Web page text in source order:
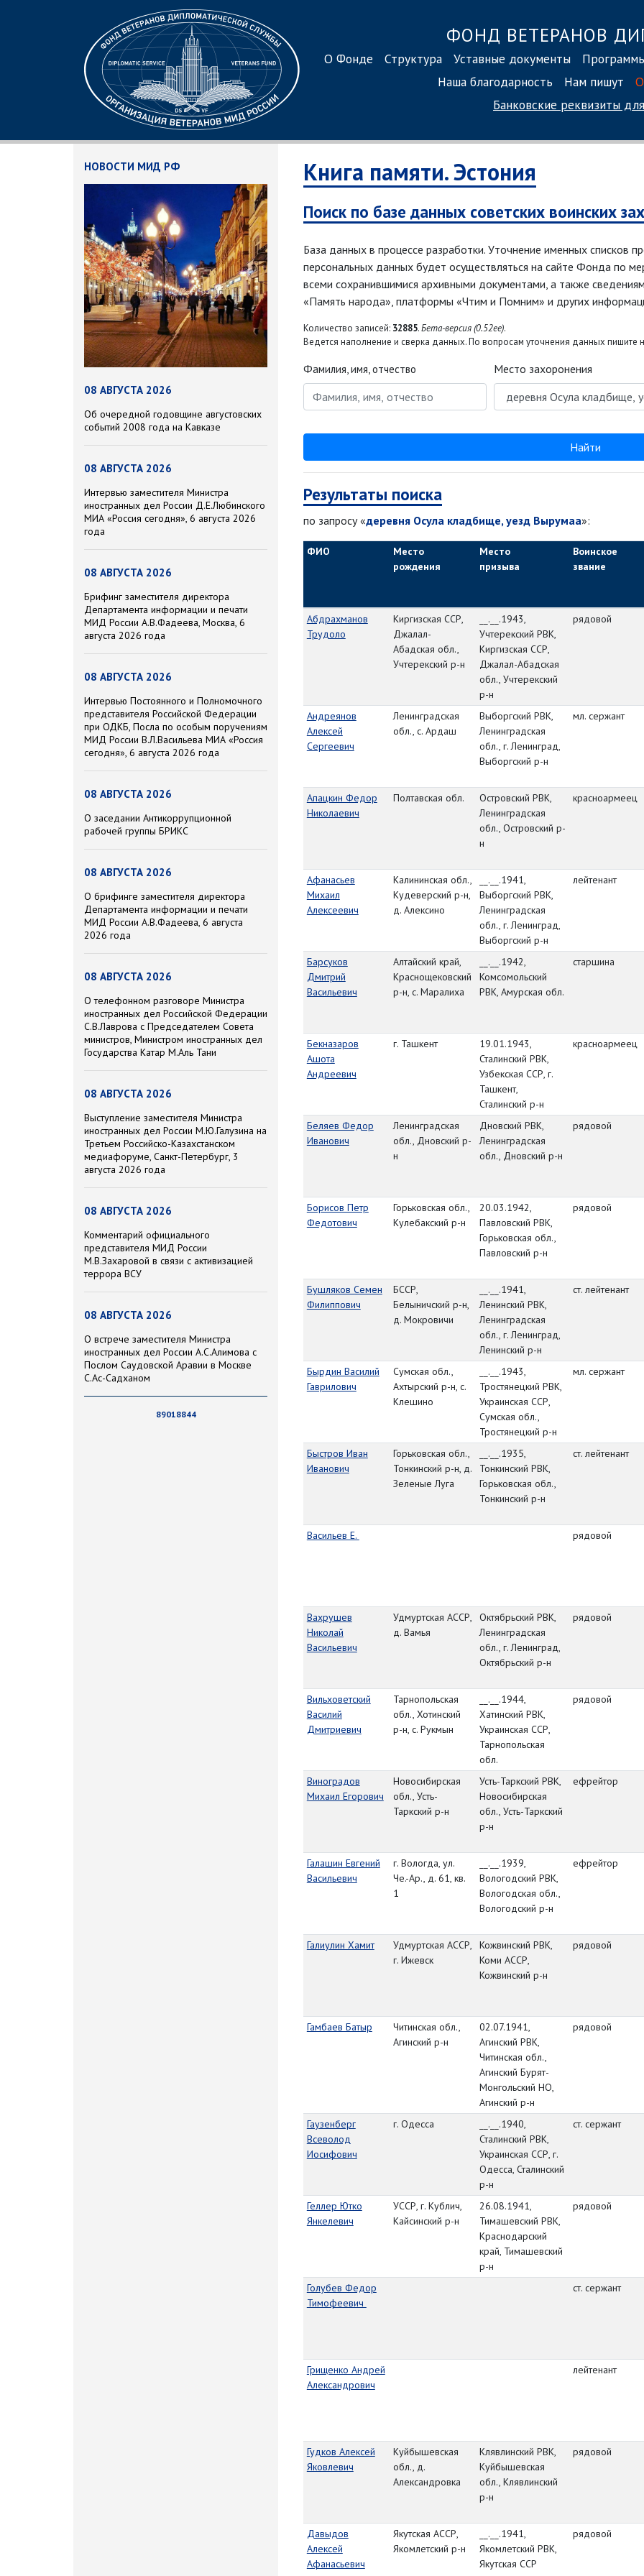
ФОНД ВЕТЕРАНОВ
О Фонде Структура Уставные документы
Наша благодарность
Нам пишут
Банковские реквизиты
НОВОСТИ МИД РФ
08 АВГУСТА 2026
Об очередной годовщине августовских
событий 2008 года на Кавказе
08 АВГУСТА 2026
Интервью заместителя Министра
иностранных дел России Д.Е.Любинского
МИА «Россия сегодня», 6 августа 2026
года
08 АВГУСТА 2026
Брифинг заместителя директора
Департамента информации и печати
МИД России А.В.Фадеева, Москва, 6
августа 2026 года
08 АВГУСТА 2026
Интервью Постоянного и Полномочного
представителя Российской Федерации
при ОДКБ, Посла по особым поручениям
МИД России В.Л.Васильева МИА «Россия
сегодня», 6 августа 2026 года
08 АВГУСТА 2026
О заседании Антикоррупционной
рабочей группы БРИКС
08 АВГУСТА 2026
О брифинге заместителя директора
Департамента информации и печати
МИД России А.В.Фадеева, 6 августа
2026 года
08 АВГУСТА 2026
О телефонном разговоре Министра
иностранных дел Российской Федерации
С.В.Лаврова с Председателем Совета
министров, Министром иностранных дел
Государства Катар М.Аль Тани
08 АВГУСТА 2026
Выступление заместителя Министра
иностранных дел России М.Ю.Галузина на
Третьем Российско-Казахстанском
медиафоруме, Санкт-Петербург, 3
августа 2026 года
08 АВГУСТА 2026
Комментарий официального
представителя МИД России
М.В.Захаровой в связи с активизацией
террора ВСУ
08 АВГУСТА 2026
О встрече заместителя Министра
иностранных дел России А.С.Алимова с
Послом Саудовской Аравии в Москве
С.Ас-Садханом
89018844
Книга памяти. Эстония
Поиск по базе данных советских воинских
База данных в процессе разработки. Уточнение именных списков
персональных данных будет осуществляться на сайте Фонда по
всеми сохранившимися архивными документами, а также
«Память народа», платформы «Чтим и Помним» и других
Количество записей: 32885.Бета-версия (0.52ee).
Ведется наполнение и сверка данных. По вопросам уточнения данных пишите
Фамилия, имя, отчество Место захоронения
Найти
Результаты поиска
по запросу «деревня Осула кладбище, уезд Вырумаа»:
ФИО
Место
рождения
Место
призыва
Воинское
звание
Абдрахманов
Трудоло
Киргизская ССР,
Джалал-
Абадская обл.,
Учтерекский р-н
__.__.1943,
Учтерекский РВК,
Киргизская ССР,
Джалал-Абадская
обл., Учтерекский
р-н
рядовой
Андреянов
Алексей
Сергеевич
Ленинградская
обл., с. Ардаш
Выборгский РВК,
Ленинградская
обл., г. Ленинград,
Выборгский р-н
мл. сержант
Апацкин Федор
Николаевич
Полтавская обл.
Островский РВК,
Ленинградская
обл., Островский р-
н
красноармеец
Афанасьев
Михаил
Алексеевич
Калининская обл.,
Кудеверский р-н,
д. Алексино
__.__.1941,
Выборгский РВК,
Ленинградская
обл., г. Ленинград,
Выборгский р-н
лейтенант
Барсуков
Дмитрий
Васильевич
Алтайский край,
Краснощековский
р-н, с. Маралиха
__.__.1942,
Комсомольский
РВК, Амурская обл.
старшина
Бекназаров
Ашота
Андреевич
г. Ташкент
19.01.1943,
Сталинский РВК,
Узбекская ССР, г.
Ташкент,
Сталинский р-н
красноармеец
Беляев Федор
Иванович
Ленинградская
обл., Дновский р-
н
Дновский РВК,
Ленинградская
обл., Дновский р-н
рядовой
Борисов Петр
Федотович
Горьковская обл.,
Кулебакский р-н
20.03.1942,
Павловский РВК,
Горьковская обл.,
Павловский р-н
рядовой
Бушляков Семен
Филиппович
БССР,
Белыничский р-н,
д. Мокровичи
__.__.1941,
Ленинский РВК,
Ленинградская
обл., г. Ленинград,
Ленинский р-н
ст. лейтенант
Бырдин Василий
Гаврилович
Сумская обл.,
Ахтырский р-н, с.
Клешино
__.__.1943,
Тростянецкий РВК,
Украинская ССР,
Сумская обл.,
Тростянецкий р-н
мл. сержант
Быстров Иван
Иванович
Горьковская обл.,
Тонкинский р-н, д.
Зеленые Луга
__.__.1935,
Тонкинский РВК,
Горьковская обл.,
Тонкинский р-н
ст. лейтенант
Васильев Е.
рядовой
Вахрушев
Николай
Васильевич
Удмуртская АССР,
д. Вамья
Октябрьский РВК,
Ленинградская
обл., г. Ленинград,
Октябрьский р-н
рядовой
Вильховетский
Василий
Дмитриевич
Тарнопольская
обл., Хотинский
р-н, с. Рукмын
__.__.1944,
Хатинский РВК,
Украинская ССР,
Тарнопольская
обл.
рядовой
Виноградов
Михаил Егорович
Новосибирская
обл., Усть-
Таркский р-н
Усть-Таркский РВК,
Новосибирская
обл., Усть-Таркский
р-н
ефрейтор
Галашин Евгений
Васильевич
г. Вологда, ул.
Че.-Ар., д. 61, кв.
1
__.__.1939,
Вологодский РВК,
Вологодская обл.,
Вологодский р-н
ефрейтор
Галиулин Хамит
Удмуртская АССР,
г. Ижевск
Кожвинский РВК,
Коми АССР,
Кожвинский р-н
рядовой
Гамбаев Батыр
Читинская обл.,
Агинский р-н
02.07.1941,
Агинский РВК,
Читинская обл.,
Агинский Бурят-
Монгольский НО,
Агинский р-н
рядовой
Гаузенберг
Всеволод
Иосифович
г. Одесса
__.__.1940,
Сталинский РВК,
Украинская ССР, г.
Одесса, Сталинский
р-н
ст. сержант
Геллер Ютко
Янкелевич
УССР, г. Кублич,
Кайсинский р-н
26.08.1941,
Тимашевский РВК,
Краснодарский
край, Тимашевский
р-н
рядовой
Голубев Федор
Тимофеевич
ст. сержант
Грищенко Андрей
Александрович
лейтенант
Гудков Алексей
Яковлевич
Куйбышевская
обл., д.
Александровка
Клявлинский РВК,
Куйбышевская
обл., Клявлинский
р-н
рядовой
Давыдов
Алексей
Афанасьевич
Якутская АССР,
Якомлетский р-н
__.__.1941,
Якомлетский РВК,
Якутская ССР
рядовой